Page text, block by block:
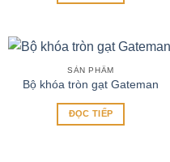
SẢN PHẨM
Bộ khóa tròn gạt Gateman
ĐỌC TIẾP